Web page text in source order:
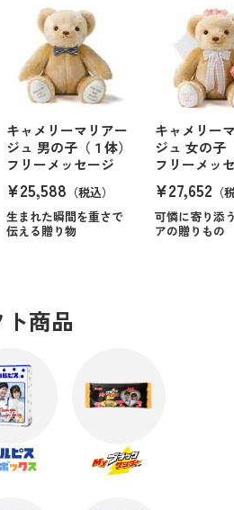
キャメリーマリアー
ジュ 男の子（１体）
フリーメッセージ
¥25,588 （税込）
生まれた瞬間を重さで
伝える贈り物
キャメリー
ジュ 女の子
フリーメッ
¥27,652 （
可憐に寄り添
アの贈りもの
商品